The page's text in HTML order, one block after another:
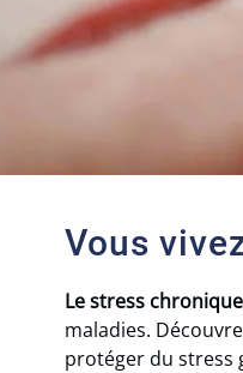
Vous
Le stress chronique
maladies.
protéger du stress